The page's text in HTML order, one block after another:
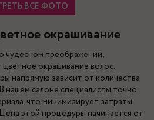
ВСЕ ФОТО
окрашивание
преображении,
цветное окрашивание волос.
напрямую зависит от количества
нашем салоне специалисты точно
что минимизирует затраты
этой процедуры начинается от